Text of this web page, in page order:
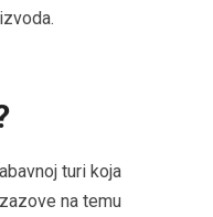
turi koja
na temu